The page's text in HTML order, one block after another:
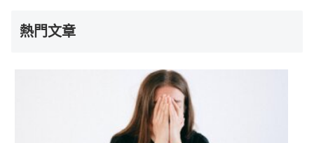
熱門文章